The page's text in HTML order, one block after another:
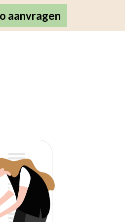
aanvragen